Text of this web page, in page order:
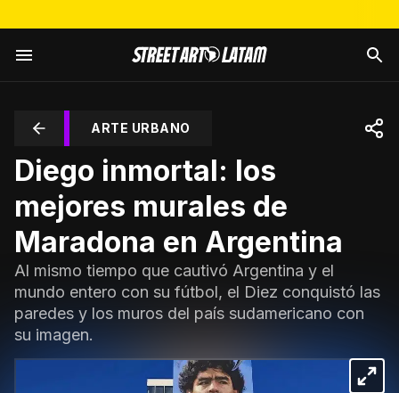
ARTE URBANO
Diego inmortal: los
mejores murales de
Maradona en Argentina
Al mismo tiempo que cautivó Argentina y el
mundo entero con su fútbol, el Diez conquistó las
paredes y los muros del país sudamericano con
su imagen.